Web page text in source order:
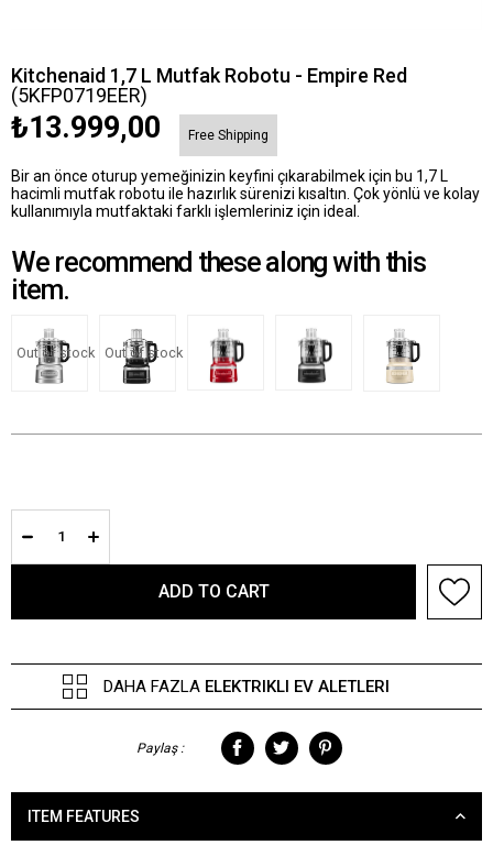
Kitchenaid 1,7 L Mutfak Robotu - Empire Red
(5KFP0719EER)
₺13.999,00 Free Shipping
Bir an önce oturup yemeğinizin keyfini çıkarabilmek için bu 1,7 L
hacimli mutfak robotu ile hazırlık sürenizi kısaltın. Çok yönlü ve kolay
kullanımıyla mutfaktaki farklı işlemleriniz için ideal.
We recommend these along with this
item.
Out of stock Out of stock
DAHA FAZLA ELEKTRIKLI EV ALETLERI
Paylaş :
ITEM FEATURES